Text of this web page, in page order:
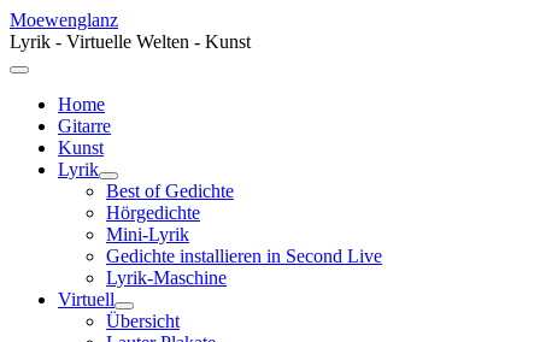
Moewenglanz
Lyrik - Virtuelle Welten - Kunst
Home
Gitarre
Kunst
Lyrik
Best of Gedichte
Hörgedichte
Mini-Lyrik
Gedichte installieren in Second Live
Lyrik-Maschine
Virtuell
Übersicht